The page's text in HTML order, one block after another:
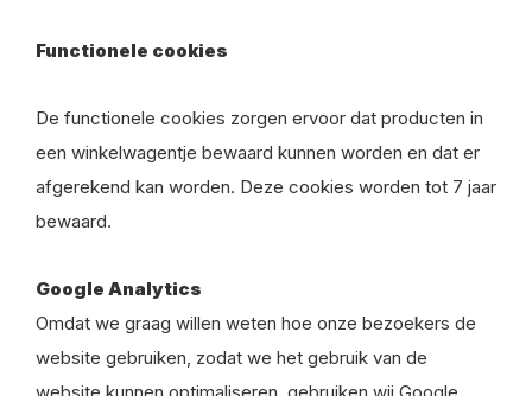
Functionele cookies
De functionele cookies zorgen ervoor dat producten in
een winkelwagentje bewaard kunnen worden en dat er
afgerekend kan worden. Deze cookies worden tot 7 jaar
bewaard.
Google Analytics
Omdat we graag willen weten hoe onze bezoekers de
website gebruiken, zodat we het gebruik van de